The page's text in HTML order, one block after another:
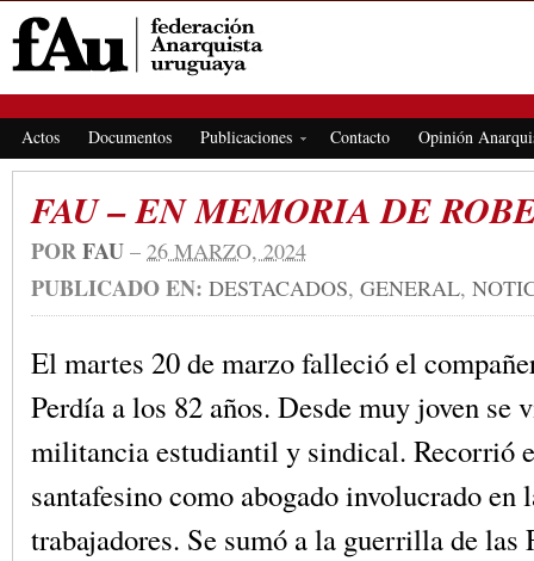
Actos Documentos Publicaciones Contacto Opinión
FAU – EN MEMORIA DE
PORFAU – 26 MARZO, 2024
PUBLICADO EN: DESTACADOS, GENERAL,
El martes 20 de marzo falleció el
Perdía a los 82 años. Desde muy joven se
militancia estudiantil y sindical. Recorrió
santafesino como abogado involucrado en
trabajadores. Se sumó a la guerrilla de las